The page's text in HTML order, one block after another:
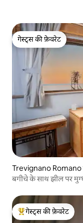
गेस्ट्स की फ़ेवरेट
गेस्ट्स की फ़ेवरेट
Trevignano Romano
बगीचे के साथ झील पर मुग्ध
गेस्ट्स का टॉप फ़ेवरेट
गेस्ट्स की फ़ेवरेट